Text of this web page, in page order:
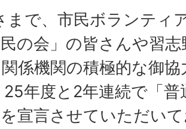
まで、市民ボランティ
の会」の皆さんや習
係機関の積極的な御
年度と2年連続で「普
宣言させていただい